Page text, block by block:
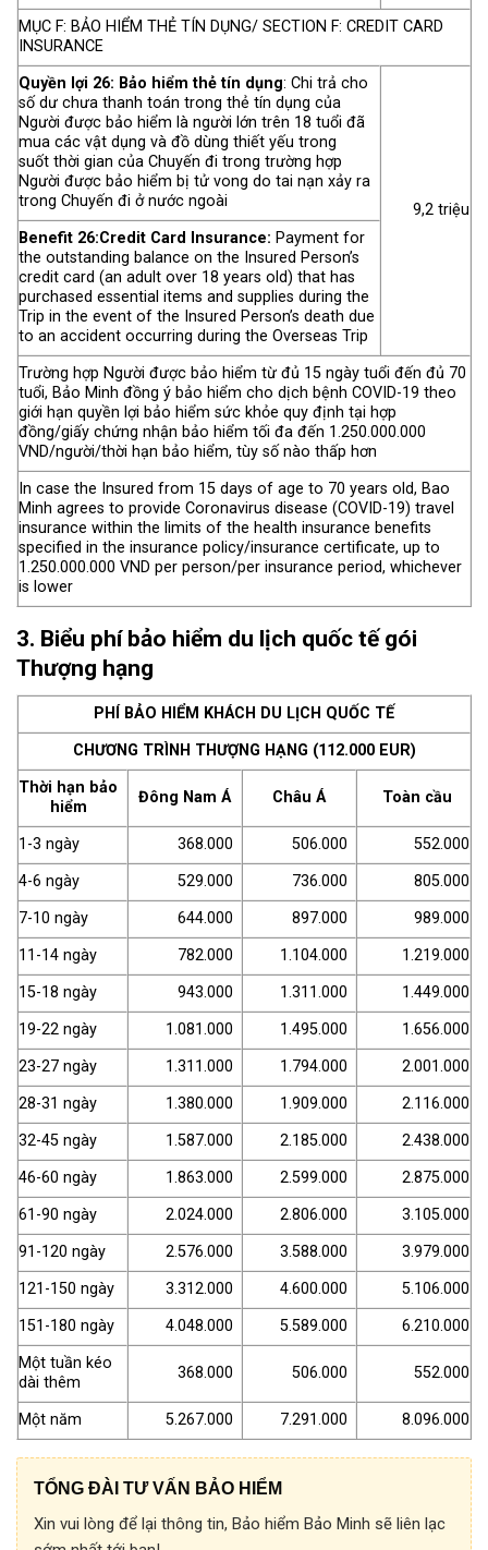
MỤC F: BẢO HIỂM THẺ TÍN DỤNG/ SECTION F: CREDIT CARD
INSURANCE
Quyền lợi 26: Bảo hiểm thẻ tín dụng: Chi trả cho
số dư chưa thanh toán trong thẻ tín dụng của
Người được bảo hiểm là người lớn trên 18 tuổi đã
mua các vật dụng và đồ dùng thiết yếu trong
suốt thời gian của Chuyến đi trong trường hợp
Người được bảo hiểm bị tử vong do tai nạn xảy ra
trong Chuyến đi ở nước ngoài
9,2 triệu
Benefit 26:Credit Card Insurance: Payment for
the outstanding balance on the Insured Person’s
credit card (an adult over 18 years old) that has
purchased essential items and supplies during the
Trip in the event of the Insured Person’s death due
to an accident occurring during the Overseas Trip
Trường hợp Người được bảo hiểm từ đủ 15 ngày tuổi đến đủ 70
tuổi, Bảo Minh đồng ý bảo hiểm cho dịch bệnh COVID-19 theo
giới hạn quyền lợi bảo hiểm sức khỏe quy định tại hợp
đồng/giấy chứng nhận bảo hiểm tối đa đến 1.250.000.000
VND/người/thời hạn bảo hiểm, tùy số nào thấp hơn
In case the Insured from 15 days of age to 70 years old, Bao
Minh agrees to provide Coronavirus disease (COVID-19) travel
insurance within the limits of the health insurance benefits
specified in the insurance policy/insurance certificate, up to
1.250.000.000 VND per person/per insurance period, whichever
is lower
3. Biểu phí bảo hiểm du lịch quốc tế gói
Thượng hạng
PHÍ BẢO HIỂM KHÁCH DU LỊCH QUỐC TẾ
CHƯƠNG TRÌNH THƯỢNG HẠNG (112.000 EUR)
Thời hạn bảo
hiểm
Đông Nam Á Châu Á Toàn cầu
1-3 ngày 368.000 506.000
552.000
4-6 ngày
529.000 736.000
805.000
7-10 ngày
644.000 897.000
989.000
11-14 ngày
782.000 1.104.000
1.219.000
15-18 ngày
943.000 1.311.000
1.449.000
19-22 ngày
1.081.000 1.495.000
1.656.000
23-27 ngày
1.311.000 1.794.000
2.001.000
28-31 ngày
1.380.000 1.909.000
2.116.000
32-45 ngày
1.587.000 2.185.000
2.438.000
46-60 ngày
1.863.000 2.599.000
2.875.000
61-90 ngày
2.024.000 2.806.000
3.105.000
91-120 ngày
2.576.000 3.588.000
3.979.000
121-150 ngày
3.312.000 4.600.000
5.106.000
151-180 ngày
4.048.000 5.589.000
6.210.000
Một tuần kéo
dài thêm
368.000 506.000 552.000
Một năm 5.267.000 7.291.000 8.096.000
TỔNG ĐÀI TƯ VẤN BẢO HIỂM
Xin vui lòng để lại thông tin, Bảo hiểm Bảo Minh sẽ liên lạc